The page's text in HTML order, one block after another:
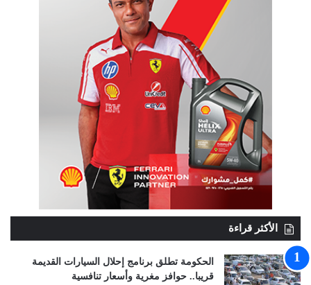
الأكثر قراءة
الحكومة تطلق برنامج إحلال السيارات القديمة
قريبا.. حوافز مغرية وأسعار تنافسية